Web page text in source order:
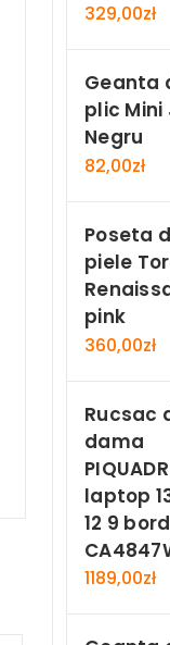
329,00zł
Geanta
plic Mini
Negru
82,00zł
Poseta
piele
pink
360,00zł
Rucsac
dama
laptop
12 9
1189,00zł